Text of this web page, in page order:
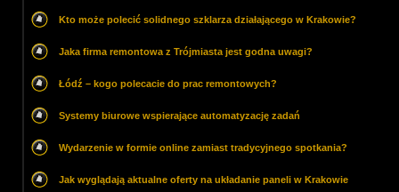
Kto może polecić solidnego szklarza działającego w Krakowie?
Jaka firma remontowa z Trójmiasta jest godna uwagi?
Łódź – kogo polecacie do prac remontowych?
Systemy biurowe wspierające automatyzację zadań
Wydarzenie w formie online zamiast tradycyjnego spotkania?
Jak wyglądają aktualne oferty na układanie paneli w Krakowie